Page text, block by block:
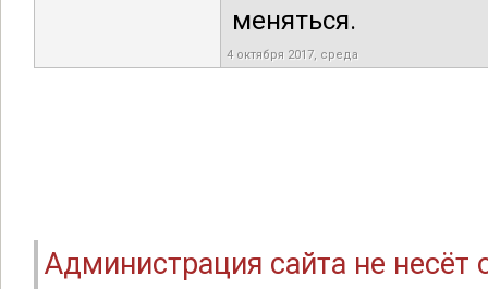
меняться.
4 октября 2017, среда
Администрация сайта не